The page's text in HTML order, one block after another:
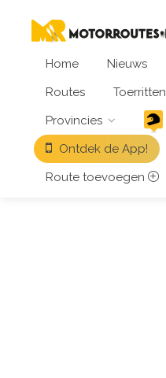
Home
Nieuws
Routes
Toerritten
Provincies
Ontdek de App!
Route toevoegen